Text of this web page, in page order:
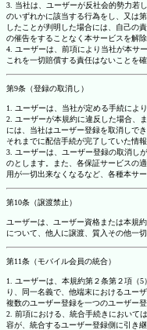
3. 当社は、ユーザーが反社会的勢力若
のいずれかに該当する行為をし、又は
したことが判明した場合には、自己の
の催告をすることなく本サービスを解
4. ユーザーは、前項により当社が本サ
これを一切賠償する責任はないことを
第9条（登録の取消し）
1. ユーザーは、当社が定める手続によ
2. ユーザーが本規約に違反した場合、
には、当社はユーザー登録を取消しで
それまでに配信手続が完了していた情
3. ユーザーは、ユーザー登録の取消し
のとします。また、各保証サービスの
用が一切出来なくなるなど、各種本サ
第10条（譲渡禁止）
ユーザーは、ユーザー資格または本規
について、他人に譲渡、質入その他一
第11条（モバイル会員の統合）
1. ユーザーは、本規約第２条第２項（
り、同一名義で、他端末におけるユー
複数のユーザー登録を一つのユーザー
2. 前項における、統合手続きにおいて
容が、統合するユーザー登録側に引き継